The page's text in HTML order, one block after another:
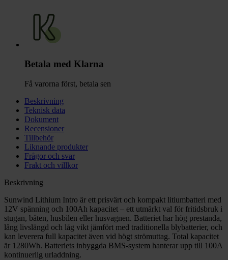
Betala med Klarna
Få varorna först, betala sen
Beskrivning
Teknisk data
Dokument
Recensioner
Tillbehör
Liknande produkter
Frågor och svar
Frakt och villkor
Beskrivning
Sunwind Lithium Intro är ett prisvärt och kompakt litiumbatteri med
12V spänning och 100Ah kapacitet – ett utmärkt val för fritidsbruk i
stugan, båten, husbilen eller husvagnen. Batteriet har hög prestanda,
lång livslängd och låg vikt jämfört med traditionella blybatterier, och
kan leverera full kapacitet även vid högt strömuttag. Total kapacitet
är 1280Wh. Batteriets inbyggda BMS-system hanterar upp till 100A
kontinuerlig urladdning.